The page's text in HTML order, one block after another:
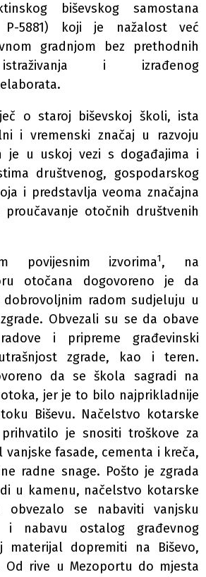
biševskog samostana
P-5881) koji je nažalost već
gradnjom bez prethodnih
i izrađenog
o staroj biševskoj školi, ista
i vremenski značaj u razvoju
je u uskoj vezi s događajima i
društvenog, gospodarskog
i predstavlja veoma značajna
proučavanje otočnih društvenih
povijesnim izvorima1, na
otočana dogovoreno je da
dobrovoljnim radom sudjeluju u
Obvezali su se da obave
i pripreme građevinski
zgrade, kao i teren.
da se škola sagradi na
jer je to bilo najprikladnije
Biševu. Načelstvo kotarske
je snositi troškove za
vanjske fasade, cementa i kreča,
radne snage. Pošto je zgrada
u kamenu, načelstvo kotarske
se nabaviti vanjsku
i nabavu ostalog građevnog
materijal dopremiti na Biševo,
Od rive u Mezoportu do mjesta